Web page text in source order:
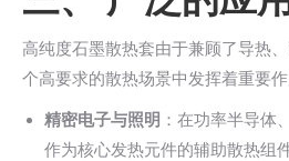
高纯度石墨散热套由于兼顾了导热
个高要求的散热场景中发挥着重要作
精密电子与照明 ：在功率半导体
作为核心发热元件的辅助散热组